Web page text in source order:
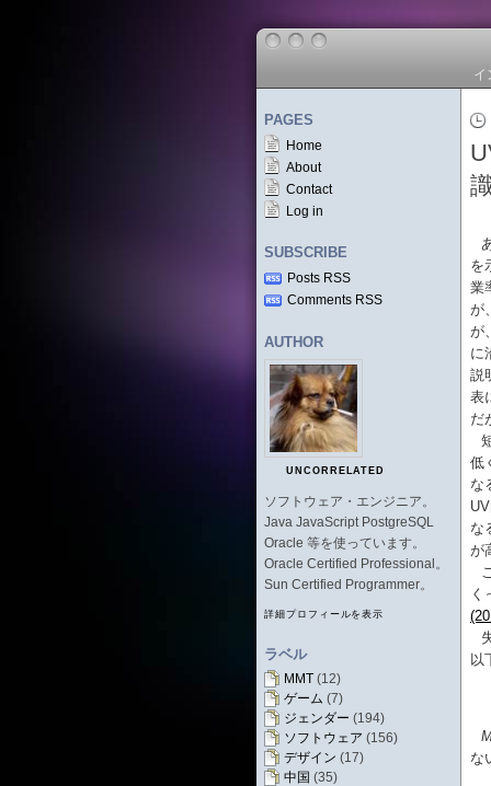
イ
PAGES
Home
About
Contact
Log in
SUBSCRIBE
Posts RSS
Comments RSS
AUTHOR
UNCORRELATED
ソフトウェア・エンジニア。
Java JavaScript PostgreSQL
Oracle 等を使っています。
Oracle Certified Professional。
Sun Certified Programmer。
詳細プロフィールを表示
ラベル
MMT (12)
ゲーム (7)
ジェンダー (194)
ソフトウェア (156)
デザイン (17)
中国 (35)
を
業
が
が
に
説
表
だ
低
な
な
が
く
以
な